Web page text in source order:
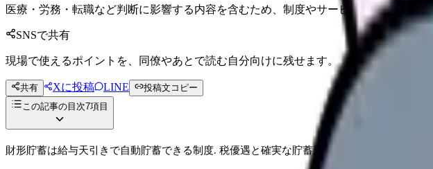
医療・労務・転職など判断に影響する内容を含むため、制度やサービスの最新条件
SNSで共有
現場で使えるポイントを、同僚やあとで読む自分向けに残せます。
共有 Xに投稿 LINE
投稿文コピー
この記事の目次7項目
財形貯蓄は給与天引きで自動貯蓄できる制度. 税優遇と確実な貯蓄形成に有効.